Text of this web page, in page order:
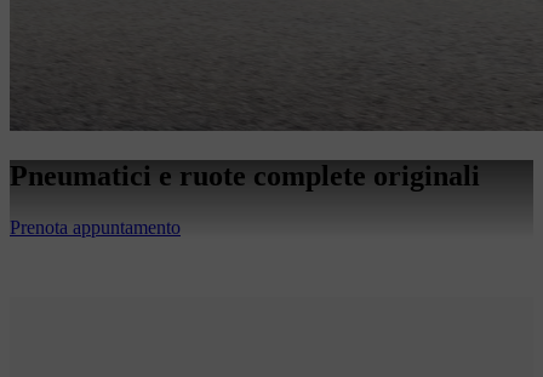
Pneumatici e ruote complete originali
Prenota appuntamento